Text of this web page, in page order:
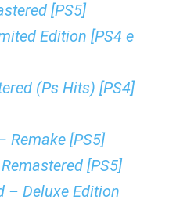
[PS5]
Edition [PS4 e
(Ps Hits) [PS4]
Remake [PS5]
[PS5]
– Deluxe Edition